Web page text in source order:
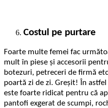
Costul pe purtare
Foarte multe femei fac
mult în piese și accesorii
botezuri, petreceri de firmă
poartă zi de zi. Greșit! În
este foarte ridicat pentru că
pantofi exgerat de scumpi,